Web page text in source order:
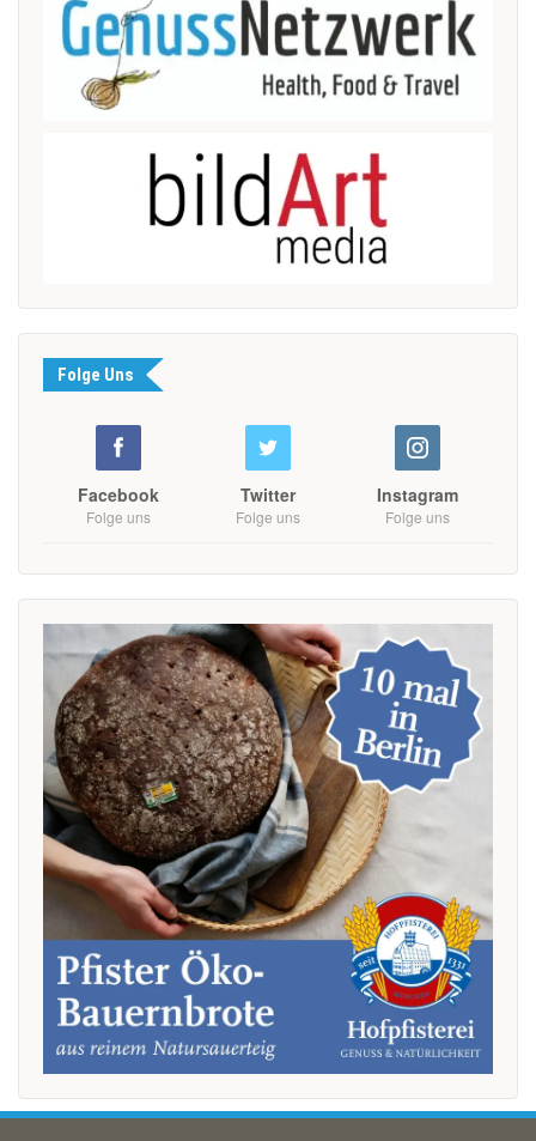
Folge Uns
Facebook
Folge uns
Twitter
Folge uns
Instagram
Folge uns